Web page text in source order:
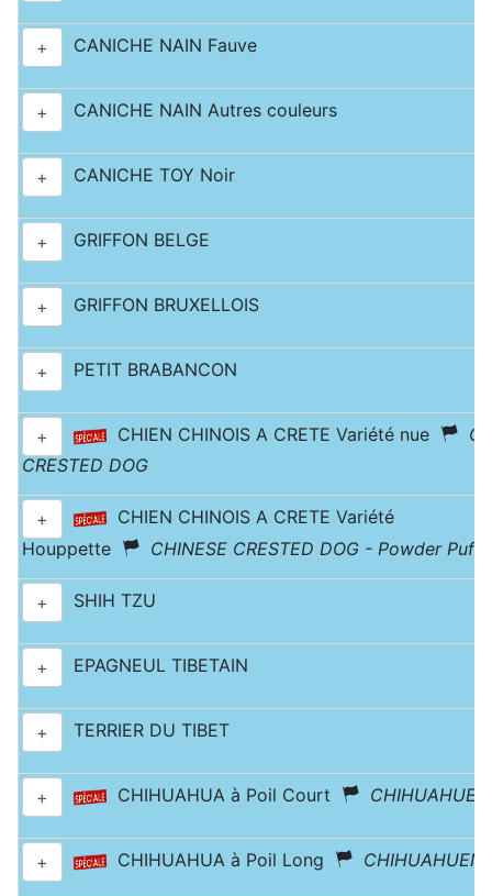
+ CANICHE NAIN Fauve
+ CANICHE NAIN Autres couleurs
+ CANICHE TOY Noir
+ GRIFFON BELGE
+ GRIFFON BRUXELLOIS
+ PETIT BRABANCON
+ CHIEN CHINOIS A CRETE Variété nue
CRESTED DOG
+
CHIEN CHINOIS A CRETE Variété
Houppette
CHINESE CRESTED DOG - Powder Puff
+ SHIH TZU
+ EPAGNEUL TIBETAIN
+ TERRIER DU TIBET
+ CHIHUAHUA à Poil Court
+ CHIHUAHUA à Poil Long